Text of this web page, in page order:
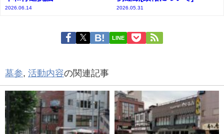
2026.06.14 2026.05.31
LINE
墓参, 活動内容の関連記事